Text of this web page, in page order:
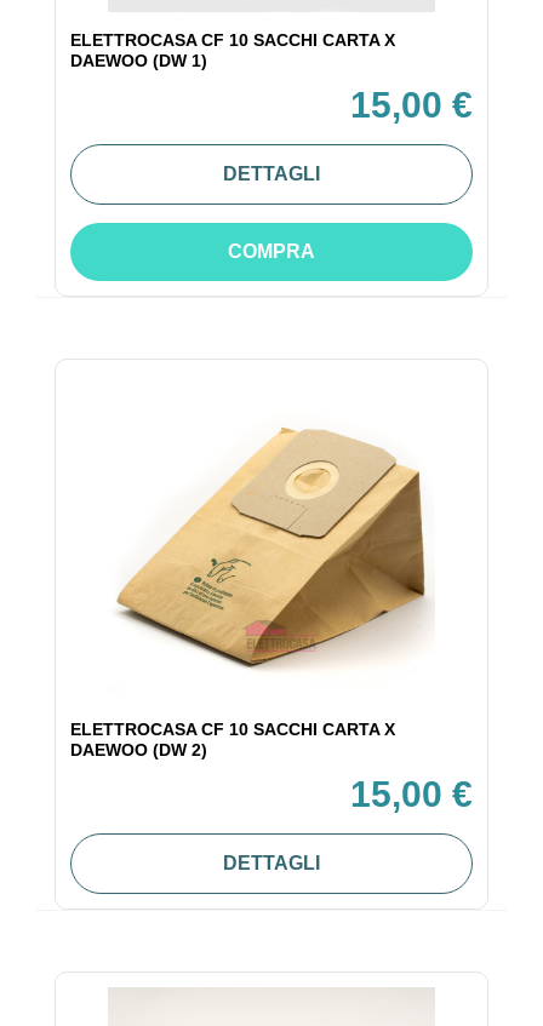
ELETTROCASA CF 10 SACCHI CARTA X
DAEWOO (DW 1)
15,00 €
DETTAGLI
COMPRA
ELETTROCASA CF 10 SACCHI CARTA X
DAEWOO (DW 2)
15,00 €
DETTAGLI